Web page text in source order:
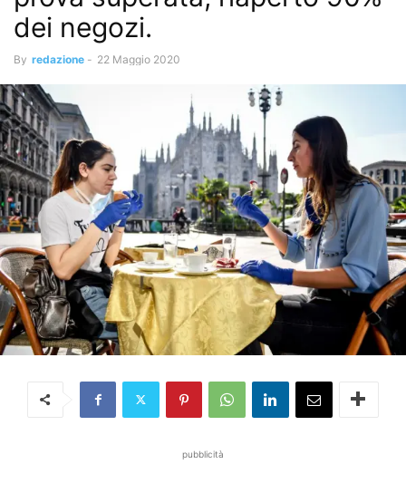
dei negozi.
By redazione - 22 Maggio 2020
pubblicità